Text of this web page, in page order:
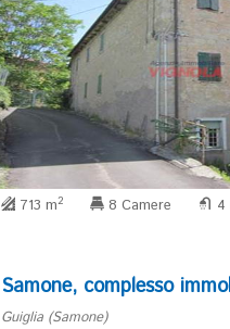
713 m2 8 Camere 4
Samone, complesso
Guiglia (Samone)